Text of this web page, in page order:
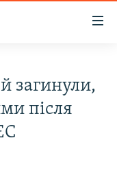
загинули,
після